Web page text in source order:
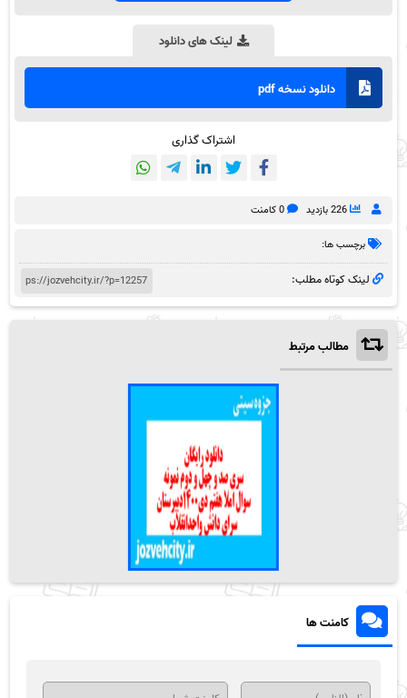
لینک های دانلود
دانلود نسخه pdf
اشتراک گذاری
226 بازدید 0 کامنت
برچسب ها:
لینک کوتاه مطلب:
مطالب مرتبط
کامنت ها